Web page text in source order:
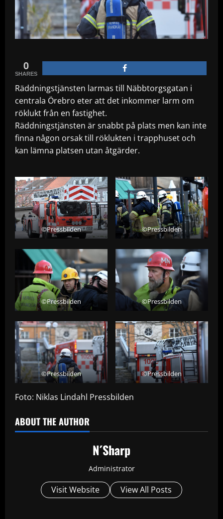
0
SHARES
Räddningstjänsten larmas till Näbbtorgsgatan i
centrala Örebro eter att det inkommer larm om
röklukt från en fastighet.
Räddningstjänsten är snabbt på plats men kan inte
finna någon orsak till röklukten i trapphuset och
kan lämna platsen utan åtgärder.
©Pressbilden ©Pressbilden
©Pressbilden ©Pressbilden
©Pressbilden ©Pressbilden
Foto: Niklas Lindahl Pressbilden
ABOUT THE AUTHOR
N´Sharp
Administrator
Visit Website View All Posts